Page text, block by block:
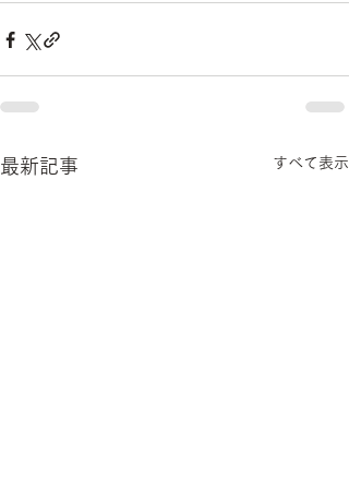
最新記事 すべて表示